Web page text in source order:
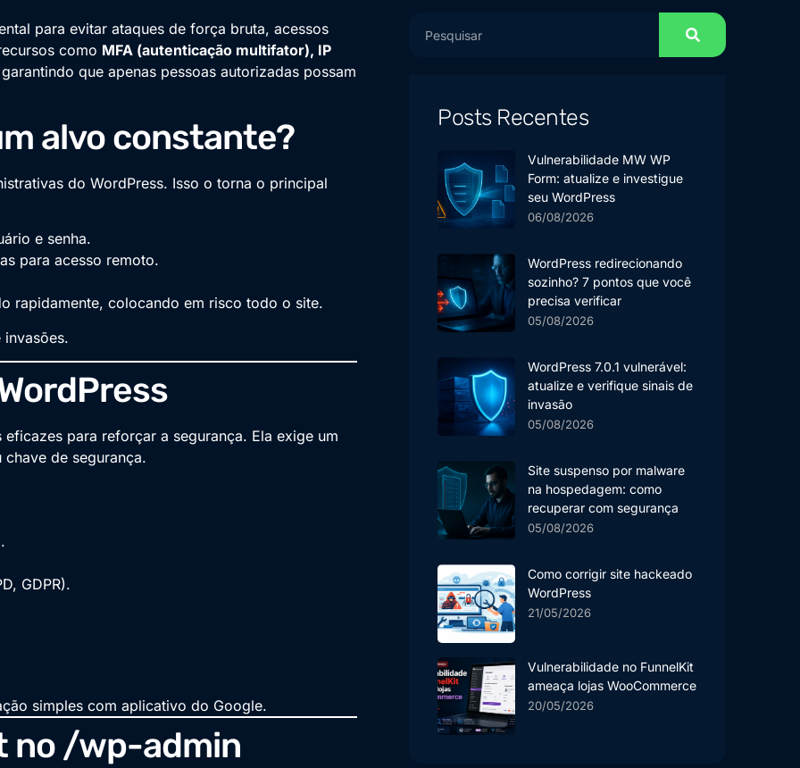
para evitar ataques de força bruta, acessos
como MFA (autenticação multifator), IP
que apenas pessoas autorizadas possam
alvo constante?
do WordPress. Isso o torna o principal
e senha.
para acesso remoto.
rapidamente, colocando em risco todo o site.
.
para reforçar a segurança. Ela exige um
de segurança.
GDPR).
simples com aplicativo do Google.
no /wp-admin
Posts Recentes
Vulnerabilidade MW WP
Form: atualize e investigue
seu WordPress
06/08/2026
WordPress redirecionando
sozinho? 7 pontos que você
precisa verificar
05/08/2026
WordPress 7.0.1 vulnerável:
atualize e verifique sinais de
invasão
05/08/2026
Site suspenso por malware
na hospedagem: como
recuperar com segurança
05/08/2026
Como corrigir site hackeado
WordPress
21/05/2026
Vulnerabilidade no FunnelKit
ameaça lojas WooCommerce
20/05/2026